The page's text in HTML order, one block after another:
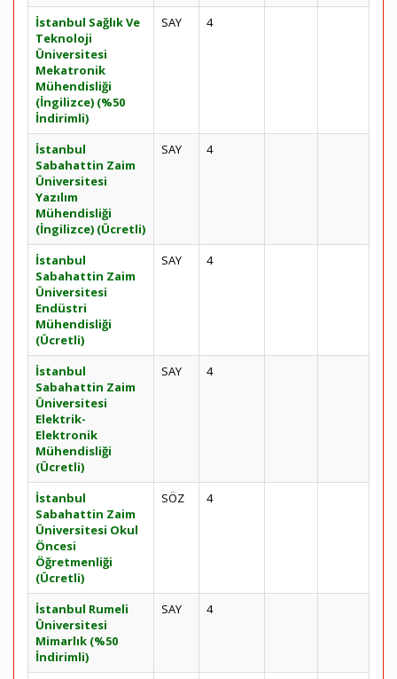
İstanbul Sağlık Ve
Teknoloji
Üniversitesi
Mekatronik
Mühendisliği
(İngilizce) (%50
İndirimli)
SAY 4
İstanbul
Sabahattin Zaim
Üniversitesi
Yazılım
Mühendisliği
(İngilizce) (Ücretli)
SAY 4
İstanbul
Sabahattin Zaim
Üniversitesi
Endüstri
Mühendisliği
(Ücretli)
SAY 4
İstanbul
Sabahattin Zaim
Üniversitesi
Elektrik-
Elektronik
Mühendisliği
(Ücretli)
SAY 4
İstanbul
Sabahattin Zaim
Üniversitesi Okul
Öncesi
Öğretmenliği
(Ücretli)
SÖZ 4
İstanbul Rumeli
Üniversitesi
Mimarlık (%50
İndirimli)
SAY 4